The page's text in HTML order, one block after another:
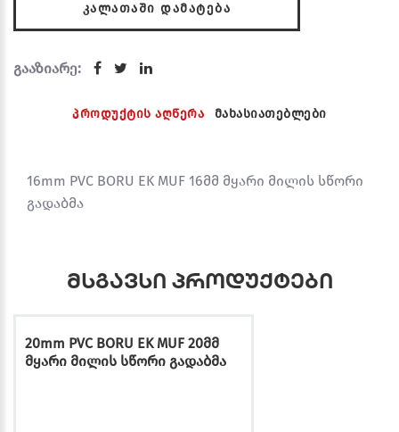
ᲙᲐᲚᲐᲗᲐᲨᲘ ᲓᲐᲛᲐᲢᲔᲑᲐ
გააზიარე:
პროდუქტის აღწერა მახასიათებლები
16mm PVC BORU EK MUF 16მმ მყარი მილის სწორი
გადაბმა
მსგავსი პროდუქტები
20mm PVC BORU EK MUF 20მმ
მყარი მილის სწორი გადაბმა